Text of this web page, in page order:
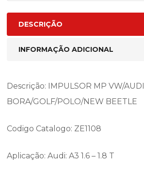
DESCRIÇÃO
INFORMAÇÃO ADICIONAL
Descrição: IMPULSOR MP VW/AUDI
BORA/GOLF/POLO/NEW BEETLE
Codigo Catalogo: ZE1108
Aplicação: Audi: A3 1.6 – 1.8 T